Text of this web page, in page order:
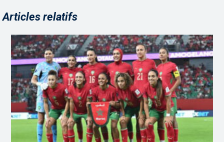
Articles relatifs